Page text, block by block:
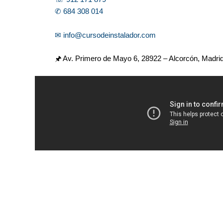
✆ 684 308 014
✉ info@cursodeinstalador.com
🖈 Av. Primero de Mayo 6, 28922 – Alcorcón,